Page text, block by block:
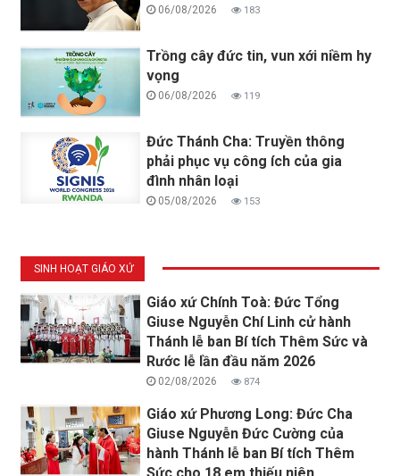
06/08/2026 183
Trồng cây đức tin, vun xới niềm hy
vọng
06/08/2026 119
Đức Thánh Cha: Truyền thông
phải phục vụ công ích của gia
đình nhân loại
05/08/2026 153
SINH HOẠT GIÁO XỨ
Giáo xứ Chính Toà: Đức Tổng
Giuse Nguyễn Chí Linh cử hành
Thánh lễ ban Bí tích Thêm Sức và
Rước lễ lần đầu năm 2026
02/08/2026 874
Giáo xứ Phương Long: Đức Cha
Giuse Nguyễn Đức Cường của
hành Thánh lễ ban Bí tích Thêm